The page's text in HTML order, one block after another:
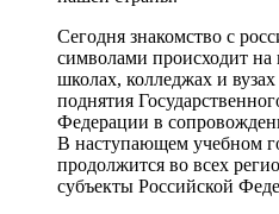
Сегодня знакомство с
символами происходит на
школах, колледжах и
поднятия
Федерации в
В наступающем учебном
продолжится во всех
субъекты Российской